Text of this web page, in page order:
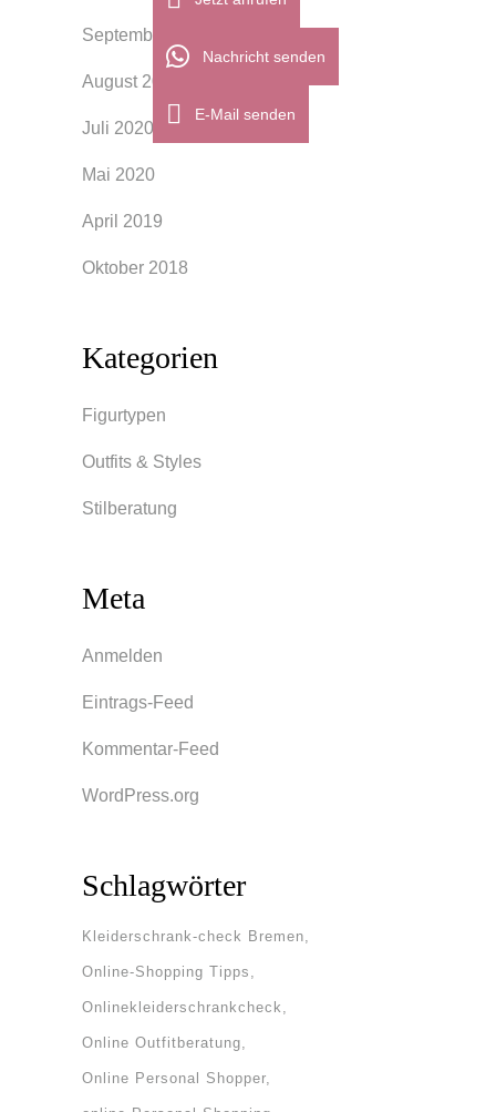
September 2020
August 2020
Juli 2020
Mai 2020
April 2019
Oktober 2018
Kategorien
Figurtypen
Outfits & Styles
Stilberatung
Meta
Anmelden
Eintrags-Feed
Kommentar-Feed
WordPress.org
Schlagwörter
Kleiderschrank-check Bremen
Online-Shopping Tipps
Onlinekleiderschrankcheck
Online Outfitberatung
Online Personal Shopper
Nachricht senden
E-Mail senden